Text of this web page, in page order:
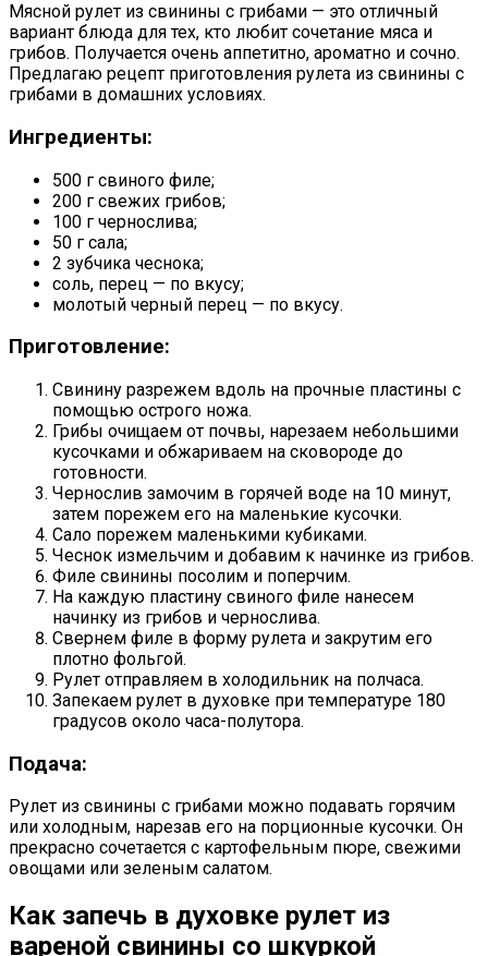
Мясной рулет из свинины с грибами — это отличный
вариант блюда для тех, кто любит сочетание мяса и
грибов. Получается очень аппетитно, ароматно и сочно.
Предлагаю рецепт приготовления рулета из свинины с
грибами в домашних условиях.
Ингредиенты:
500 г свиного филе;
200 г свежих грибов;
100 г чернослива;
50 г сала;
2 зубчика чеснока;
соль, перец — по вкусу;
молотый черный перец — по вкусу.
Приготовление:
Свинину разрежем вдоль на прочные пластины с
помощью острого ножа.
Грибы очищаем от почвы, нарезаем небольшими
кусочками и обжариваем на сковороде до
готовности.
Чернослив замочим в горячей воде на 10 минут,
затем порежем его на маленькие кусочки.
Сало порежем маленькими кубиками.
Чеснок измельчим и добавим к начинке из грибов.
Филе свинины посолим и поперчим.
На каждую пластину свиного филе нанесем
начинку из грибов и чернослива.
Свернем филе в форму рулета и закрутим его
плотно фольгой.
Рулет отправляем в холодильник на полчаса.
Запекаем рулет в духовке при температуре 180
градусов около часа-полутора.
Подача:
Рулет из свинины с грибами можно подавать горячим
или холодным, нарезав его на порционные кусочки. Он
прекрасно сочетается с картофельным пюре, свежими
овощами или зеленым салатом.
Как запечь в духовке рулет из
вареной свинины со шкуркой